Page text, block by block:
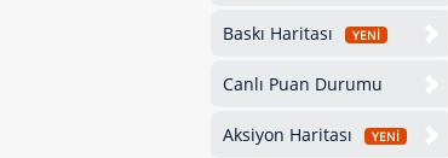
Baskı Haritası YENİ
Canlı Puan Durumu
Aksiyon Haritası YENİ